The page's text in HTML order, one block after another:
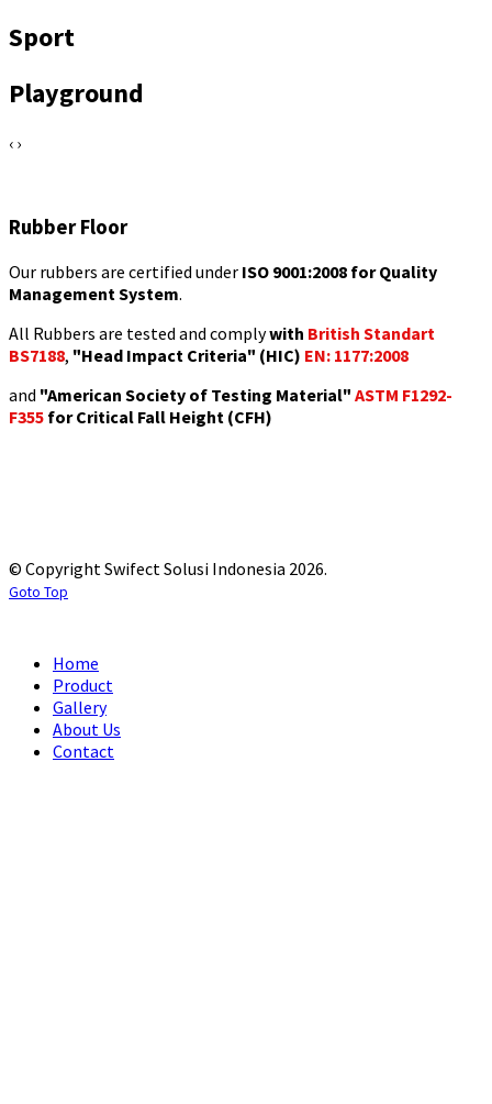
Sport
Playground
‹ ›
Rubber Floor
Our rubbers are certified under ISO 9001:2008 for Quality
Management System.
All Rubbers are tested and complywith British Standart
BS7188, "Head Impact Criteria" (HIC) EN: 1177:2008
and "American Society of Testing Material" ASTM F1292-
F355 for Critical Fall Height (CFH)
© Copyright Swifect Solusi Indonesia 2026.
Goto Top
Home
Product
Gallery
About Us
Contact